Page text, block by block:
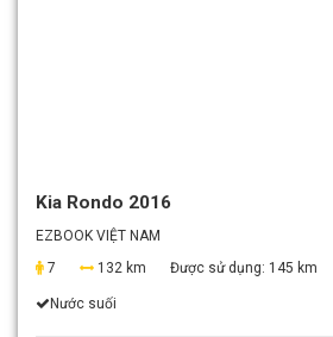
Kia Rondo 2016
EZBOOK VIỆT NAM
7
132 km Được sử dụng: 145 km
Nước suối